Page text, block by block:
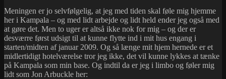
Meningen er jo selvfølgelig, at jeg med tiden skal føle mig hjemme
her i Kampala – og med lidt arbejde og lidt held ender jeg også med
at gøre det. Men to uger er altså ikke nok for mig – og der er
desværre først udsigt til at kunne flytte ind i mit hus engang i
starten/midten af januar 2009. Og så længe mit hjem hernede er et
midlertidigt hotelværelse tror jeg ikke, det vil kunne lykkes at tænke
på Kampala som min base. Og indtil da er jeg i limbo og føler mig
lidt som Jon Arbuckle her: